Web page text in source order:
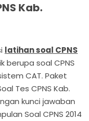
Kab.
latihan soal CPNS
berupa soal CPNS
CAT. Paket
Tes CPNS Kab.
kunci jawaban
Soal CPNS 2014